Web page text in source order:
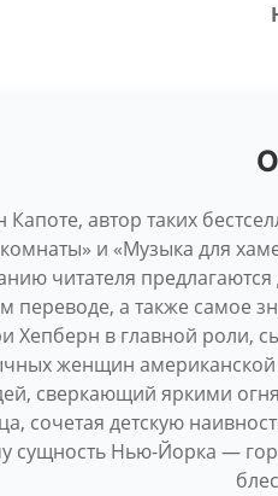
Капоте, автор таких
комнаты» и «Музыка для
читателя предлагаются
переводе, а также самое
Хепберн в главной роли,
женщин американской
сверкающий яркими
сочетая детскую
сущность Нью-Йорка —